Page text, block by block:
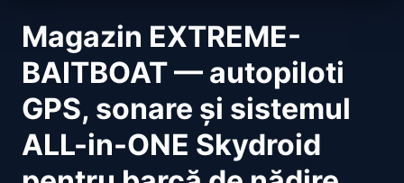
Magazin EXTREME-
BAITBOAT — autopiloti
GPS, sonare și sistemul
ALL-in-ONE Skydroid